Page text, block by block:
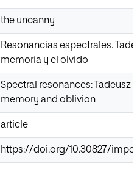
the uncanny
Resonancias espectrales.
memoria y el olvido
Spectral resonances: Tadeusz
memory and oblivion
article
https://doi.org/10.30827/